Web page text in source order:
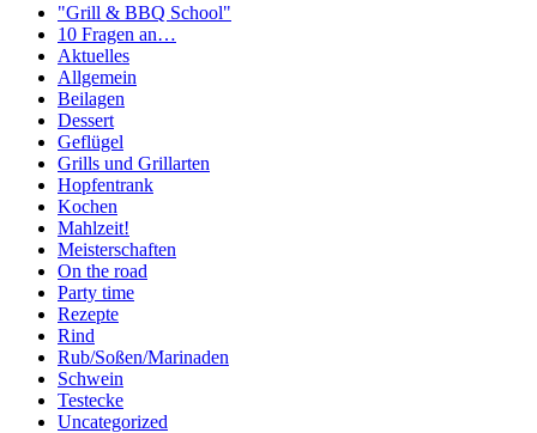
"Grill & BBQ School"
10 Fragen an…
Aktuelles
Allgemein
Beilagen
Dessert
Geflügel
Grills und Grillarten
Hopfentrank
Kochen
Mahlzeit!
Meisterschaften
On the road
Party time
Rezepte
Rind
Rub/Soßen/Marinaden
Schwein
Testecke
Uncategorized